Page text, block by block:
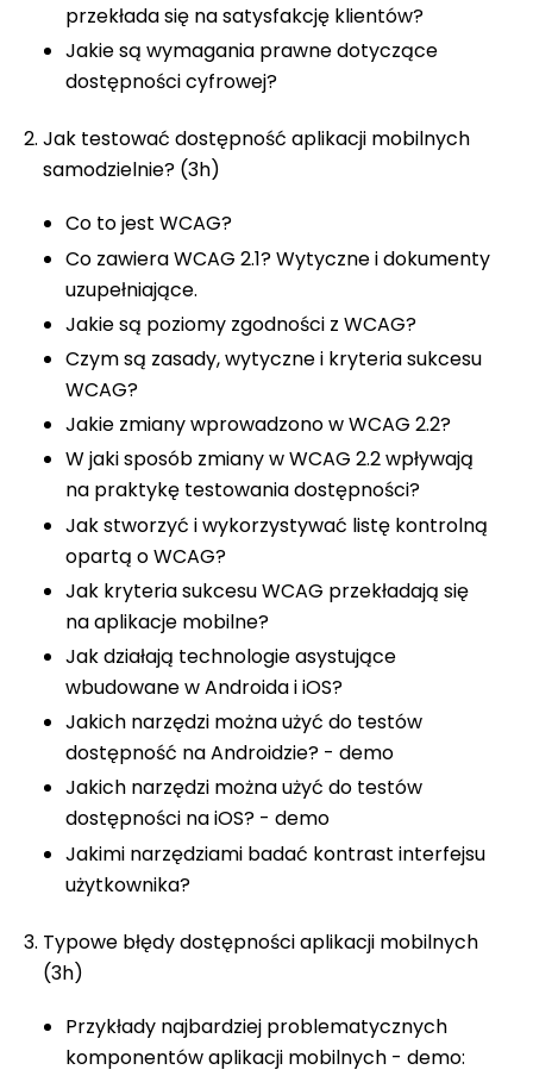
przekłada się na satysfakcję klientów?
Jakie są wymagania prawne dotyczące
dostępności cyfrowej?
Jak testować dostępność aplikacji mobilnych
samodzielnie? (3h)
Co to jest WCAG?
Co zawiera WCAG 2.1? Wytyczne i dokumenty
uzupełniające.
Jakie są poziomy zgodności z WCAG?
Czym są zasady, wytyczne i kryteria sukcesu
WCAG?
Jakie zmiany wprowadzono w WCAG 2.2?
W jaki sposób zmiany w WCAG 2.2 wpływają
na praktykę testowania dostępności?
Jak stworzyć i wykorzystywać listę kontrolną
opartą o WCAG?
Jak kryteria sukcesu WCAG przekładają się
na aplikacje mobilne?
Jak działają technologie asystujące
wbudowane w Androida i iOS?
Jakich narzędzi można użyć do testów
dostępność na Androidzie? - demo
Jakich narzędzi można użyć do testów
dostępności na iOS? - demo
Jakimi narzędziami badać kontrast interfejsu
użytkownika?
Typowe błędy dostępności aplikacji mobilnych
(3h)
Przykłady najbardziej problematycznych
komponentów aplikacji mobilnych - demo: